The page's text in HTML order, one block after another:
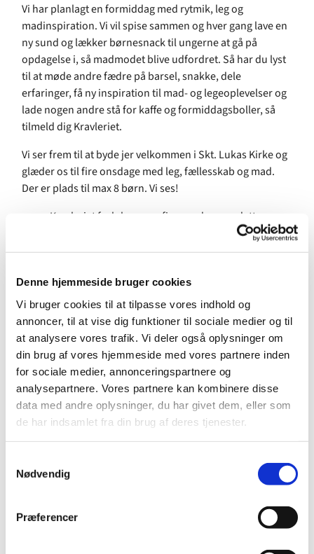
Denne hjemmeside bruger cookies
Vi bruger cookies til at tilpasse vores indhold og
annoncer, til at vise dig funktioner til sociale medier og til
at analysere vores trafik. Vi deler også oplysninger om
din brug af vores hjemmeside med vores partnere inden
for sociale medier, annonceringspartnere og
analysepartnere. Vores partnere kan kombinere disse
data med andre oplysninger, du har givet dem, eller som
de har indsamlet fra din brug af deres tjenester.
Nødvendig
Præferencer
Vi har planlagt en formiddag med rytmik, leg og
madinspiration. Vi vil spise sammen og hver gang lave en
ny sund og lækker børnesnack til ungerne at gå på
opdagelse i, så madmodet blive udfordret. Så har du lyst
til at møde andre fædre på barsel, snakke, dele
erfaringer, få ny inspiration til mad- og legeoplevelser og
lade nogen andre stå for kaffe og formiddagsboller, så
tilmeld dig Kravleriet.
Vi ser frem til at byde jer velkommen i Skt. Lukas Kirke og
glæder os til fire onsdage med leg, fællesskab og mad.
Der er plads til max 8 børn. Vi ses!
Kravleriet forløber over fire onsdage og dette
Kravleriet er et tilbud til fædre på barsel og deres
I Skt. Lukas Kirke har vi høje stole, puslefaciliteter
og rigeligt kaffe på kanden.
Tilmelding via dette
link:https://forms.churchdesk.com/f...
(Du behøver kun tilmelde dig en gang, så er du tilmeldt
hele forløbet.)
Har du spørgsmål så skriv endelig: